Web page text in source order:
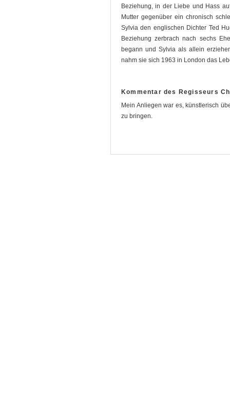
Beziehung, in der Liebe und Hass
Mutter gegenüber ein chronisch
Sylvia den englischen Dichter Ted
Beziehung zerbrach nach sechs
begann und Sylvia als allein
nahm sie sich 1963 in London das
Kommentar des Regisseurs
Mein Anliegen war es, künstlerisch
zu bringen.